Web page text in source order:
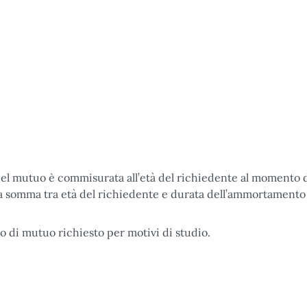
mutuo è commisurata all’età del richiedente al momento
tra età del richiedente e durata
di mutuo richiesto per motivi di studio.